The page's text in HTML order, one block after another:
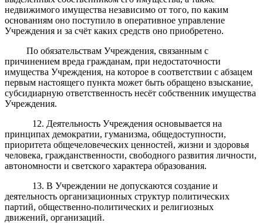
недвижимого имущества независимо от того, по каким
основаниям оно поступило в оперативное управление
Учреждения и за счёт каких средств оно приобретено.
По обязательствам Учреждения, связанным с
причинением вреда гражданам, при недостаточности
имущества Учреждения, на которое в соответствии с абзацем
первым настоящего пункта может быть обращено взыскание,
субсидиарную ответственность несёт собственник имущества
Учреждения.
12. Деятельность Учреждения основывается на
принципах демократии, гуманизма, общедоступности,
приоритета общечеловеческих ценностей, жизни и здоровья
человека, гражданственности, свободного развития личности,
автономности и светского характера образования.
13. В Учреждении не допускаются создание и
деятельность организационных структур политических
партий, общественно-политических и религиозных
движений, организаций.